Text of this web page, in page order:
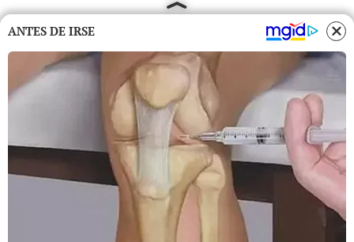
ANTES DE IRSE